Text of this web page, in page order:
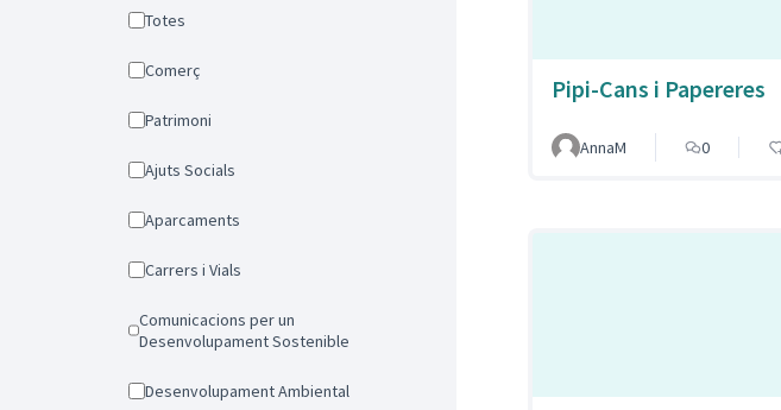
Totes
Comerç
Patrimoni
Ajuts Socials
Aparcaments
Carrers i Vials
Comunicacions per un
Desenvolupament Sostenible
Desenvolupament Ambiental
Pipi-Cans i Papereres
AnnaM 0